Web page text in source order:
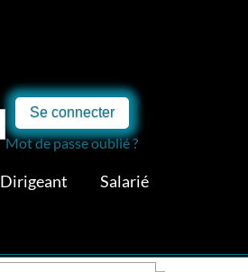
Se connecter
Mot de passe oublié ?
Dirigeant Salarié